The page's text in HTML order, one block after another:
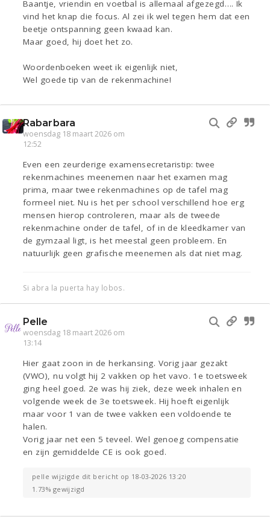
Baantje, vriendin en voetbal is allemaal afgezegd…. Ik
vind het knap die focus. Al zei ik wel tegen hem dat een
beetje ontspanning geen kwaad kan.
Maar goed, hij doet het zo.
Woordenboeken weet ik eigenlijk niet,
Wel goede tip van de rekenmachine!
Rabarbara
woensdag 18 maart 2026 om
12:52
Even een zeurderige examensecretaristip: twee
rekenmachines meenemen naar het examen mag
prima, maar twee rekenmachines op de tafel mag
formeel niet. Nu is het per school verschillend hoe erg
mensen hierop controleren, maar als de tweede
rekenmachine onder de tafel, of in de kleedkamer van
de gymzaal ligt, is het meestal geen probleem. En
natuurlijk geen grafische meenemen als dat niet mag.
Si abra la puerta hay lobos.
Pelle
woensdag 18 maart 2026 om
13:14
Hier gaat zoon in de herkansing. Vorig jaar gezakt
(VWO), nu volgt hij 2 vakken op het vavo. 1e toetsweek
ging heel goed. 2e was hij ziek, deze week inhalen en
volgende week de 3e toetsweek. Hij hoeft eigenlijk
maar voor 1 van de twee vakken een voldoende te
halen.
Vorig jaar net een 5 teveel. Wel genoeg compensatie
en zijn gemiddelde CE is ook goed.
pelle wijzigde dit bericht op 18-03-2026 13:20
1.73% gewijzigd